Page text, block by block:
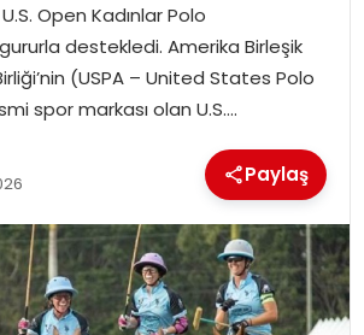
Open Kadınlar Polo
gururla destekledi. Amerika Birleşik
(USPA – United States Polo
spor markası olan U.S….
Paylaş